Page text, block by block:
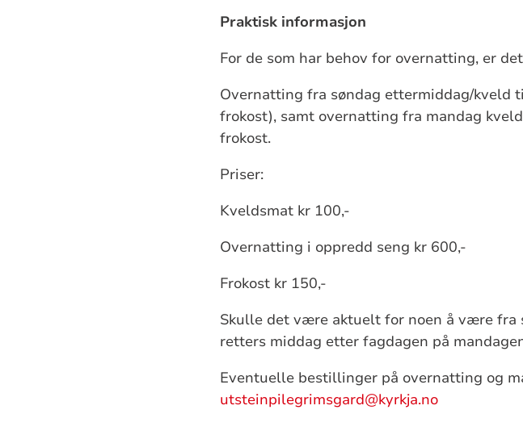
Praktisk informasjon
For de som har behov for overnatting, er
Overnatting fra søndag ettermiddag/kveld
frokost), samt overnatting fra mandag
frokost.
Priser:
Kveldsmat kr 100,-
Overnatting i oppredd seng kr 600,-
Frokost kr 150,-
Skulle det være aktuelt for noen å være
retters middag etter fagdagen på
Eventuelle bestillinger på overnatting og
utsteinpilegrimsgard@kyrkja.no